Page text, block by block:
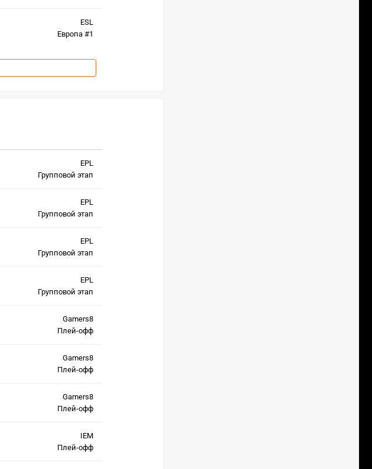
ESL
Европа #1
EPL
Групповой этап
EPL
Групповой этап
EPL
Групповой этап
EPL
Групповой этап
Gamers8
Плей-офф
Gamers8
Плей-офф
Gamers8
Плей-офф
IEM
Плей-офф